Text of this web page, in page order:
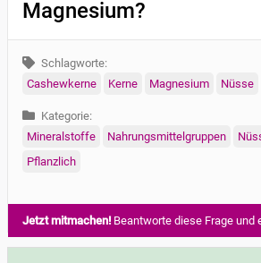
Magnesium?
Schlagworte:
Cashewkerne
Kerne Magnesium Nüsse
Kategorie:
Mineralstoffe
Nahrungsmittelgruppen
Pflanzlich
Jetzt mitmachen! Beantworte diese Frage und